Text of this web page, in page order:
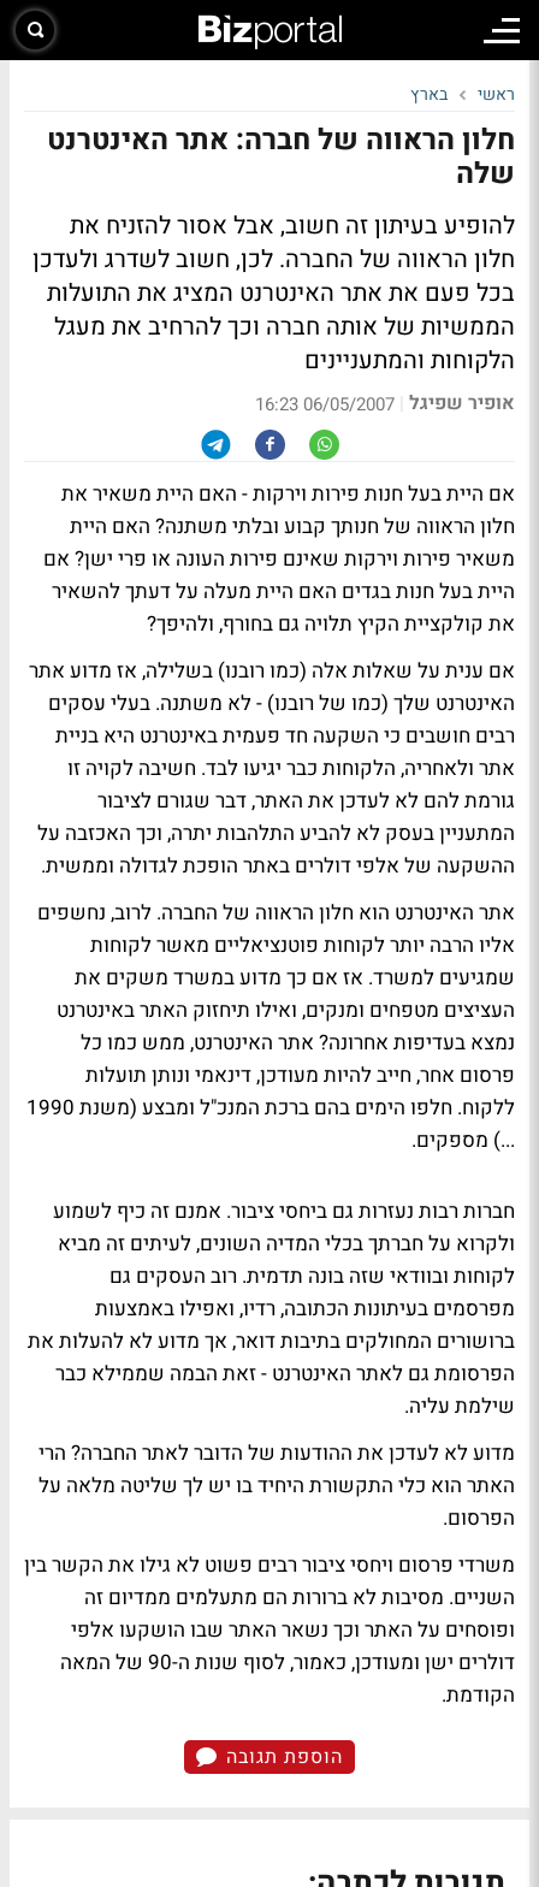
ראשי בארץ
חלון הראווה של חברה: אתר האינטרנט
שלה
להופיע בעיתון זה חשוב, אבל אסור להזניח את
חלון הראווה של החברה. לכן, חשוב לשדרג ולעדכן
בכל פעם את אתר האינטרנט המציג את התועלות
הממשיות של אותה חברה וכך להרחיב את מעגל
הלקוחות והמתעניינים
אופיר שפיגל |
06/05/2007 16:23
אם היית בעל חנות פירות וירקות - האם היית משאיר את
חלון הראווה של חנותך קבוע ובלתי משתנה? האם היית
משאיר פירות וירקות שאינם פירות העונה או פרי ישן? אם
היית בעל חנות בגדים האם היית מעלה על דעתך להשאיר
את קולקציית הקיץ תלויה גם בחורף, ולהיפך?
אם ענית על שאלות אלה (כמו רובנו) בשלילה, אז מדוע אתר
האינטרנט שלך (כמו של רובנו) - לא משתנה. בעלי עסקים
רבים חושבים כי השקעה חד פעמית באינטרנט היא בניית
אתר ולאחריה, הלקוחות כבר יגיעו לבד. חשיבה לקויה זו
גורמת להם לא לעדכן את האתר, דבר שגורם לציבור
המתעניין בעסק לא להביע התלהבות יתרה, וכך האכזבה על
ההשקעה של אלפי דולרים באתר הופכת לגדולה וממשית.
אתר האינטרנט הוא חלון הראווה של החברה. לרוב, נחשפים
אליו הרבה יותר לקוחות פוטנציאליים מאשר לקוחות
שמגיעים למשרד. אז אם כך מדוע במשרד משקים את
העציצים מטפחים ומנקים, ואילו תיחזוק האתר באינטרנט
נמצא בעדיפות אחרונה? אתר האינטרנט, ממש כמו כל
פרסום אחר, חייב להיות מעודכן, דינאמי ונותן תועלות
ללקוח. חלפו הימים בהם ברכת המנכ"ל ומבצע (משנת 1990
...) מספקים.
חברות רבות נעזרות גם ביחסי ציבור. אמנם זה כיף לשמוע
ולקרוא על חברתך בכלי המדיה השונים, לעיתים זה מביא
לקוחות ובוודאי שזה בונה תדמית. רוב העסקים גם
מפרסמים בעיתונות הכתובה, רדיו, ואפילו באמצעות
ברושורים המחולקים בתיבות דואר, אך מדוע לא להעלות את
הפרסומת גם לאתר האינטרנט - זאת הבמה שממילא כבר
שילמת עליה.
מדוע לא לעדכן את ההודעות של הדובר לאתר החברה? הרי
האתר הוא כלי התקשורת היחיד בו יש לך שליטה מלאה על
הפרסום.
משרדי פרסום ויחסי ציבור רבים פשוט לא גילו את הקשר בין
השניים. מסיבות לא ברורות הם מתעלמים ממדיום זה
ופוסחים על האתר וכך נשאר האתר שבו הושקעו אלפי
דולרים ישן ומעודכן, כאמור, לסוף שנות ה-90 של המאה
הקודמת.
הוספת תגובה